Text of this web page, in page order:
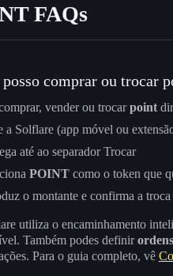
FAQs
posso comprar ou trocar
vender ou trocarpoint
a Solflare (app móvel ou
até ao separador Trocar
POINT como o token que
o montante e confirma a troca
utiliza o encaminhamento
Também podes definir
Para o guia completo, vê